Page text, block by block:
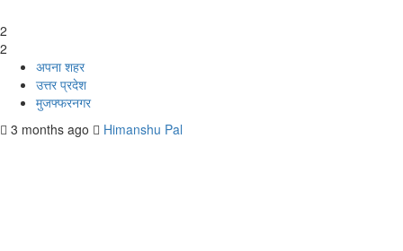
2
2
अपना शहर
उत्तर प्रदेश
मुजफ्फरनगर
3 months ago
Himanshu Pal